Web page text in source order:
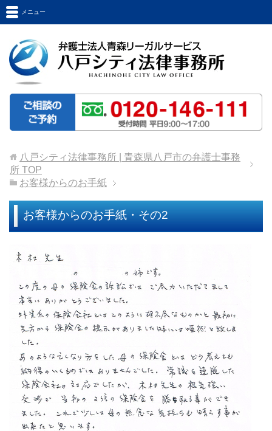
メニュー
八戸シティ法律事務所 | 青森県八戸市の弁護士事務
所 TOP
お客様からのお手紙
お客様からのお手紙・その2